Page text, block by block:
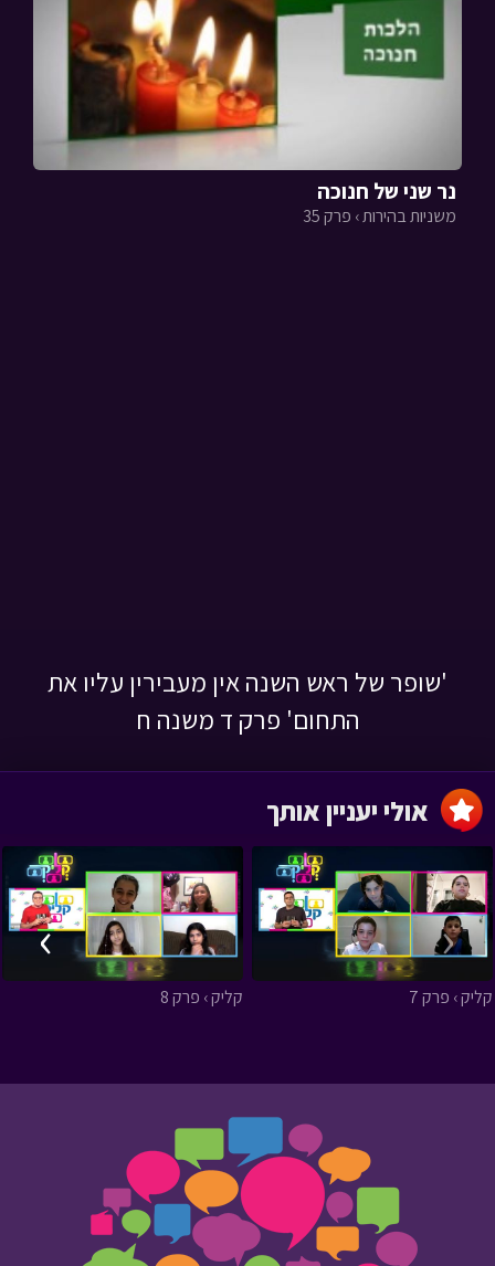
נר שני של חנוכה
משניות בהירות › פרק 35
'שופר של ראש השנה אין מעבירין עליו את
התחום' פרק ד משנה ח
קליק › פרק 7 קליק › פרק 8
‹
›